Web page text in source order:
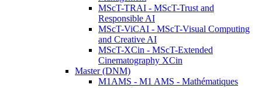
MScT-TRAI - MScT-Trust and
Responsible AI
MScT-ViCAI - MScT-Visual Computing
and Creative AI
MScT-XCin - MScT-Extended
Cinematography XCin
Master (DNM)
M1AMS - M1 AMS - Mathématiques